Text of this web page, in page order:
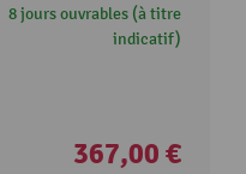
8 jours ouvrables (à titre
indicatif)
367,00 €